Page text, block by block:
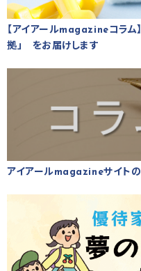
【アイアールmagazineコラム
拠」 をお届けします
アイアールmagazineサイト